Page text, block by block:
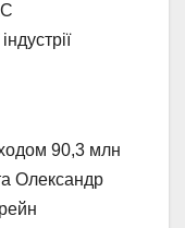
90,3 млн
Олександр